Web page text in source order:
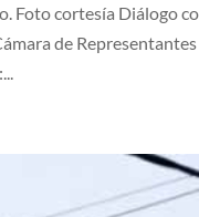
Foto cortesía Diálogo
de